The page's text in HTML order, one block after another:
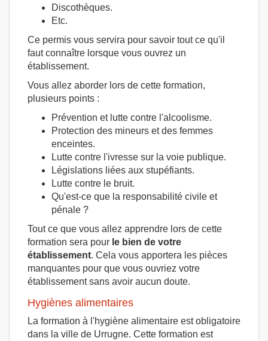
Discothèques.
Etc.
Ce permis vous servira pour savoir tout ce qu'il
faut connaître lorsque vous ouvrez un
établissement.
Vous allez aborder lors de cette formation,
plusieurs points :
Prévention et lutte contre l'alcoolisme.
Protection des mineurs et des femmes
enceintes.
Lutte contre l'ivresse sur la voie publique.
Législations liées aux stupéfiants.
Lutte contre le bruit.
Qu'est-ce que la responsabilité civile et
pénale ?
Tout ce que vous allez apprendre lors de cette
formation sera pour le bien de votre
établissement. Cela vous apportera les pièces
manquantes pour que vous ouvriez votre
établissement sans avoir aucun doute.
Hygiènes alimentaires
La formation à l'hygiène alimentaire est obligatoire
dans la ville de Urrugne. Cette formation est